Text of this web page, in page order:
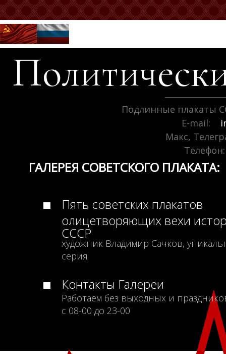
Подлинные плакаты
E-mail:
Макс,
Телефон:
ГАЛЕРЕЯ СОВЕТСКОГО ПЛАКАТА:
Пять советских плакатов
олицетворяющих вехи
СССР
художник Владимир Сачков,
серия
Контакты Галереи
Работаем без выходных и
с 08-00 до 23-00